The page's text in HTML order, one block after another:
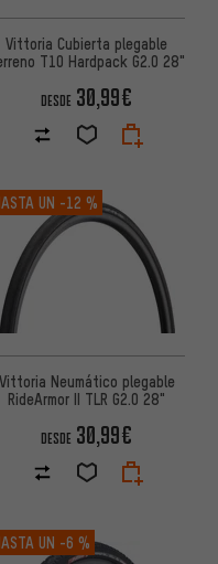
3 reseñas
Vittoria Cubierta plegable
T10 Hardpack G2.0 28"
DESDE 30,99€
UN -12 %
Vittoria Neumático plegable
RideArmor II TLR G2.0 28"
DESDE 30,99€
UN -6 %